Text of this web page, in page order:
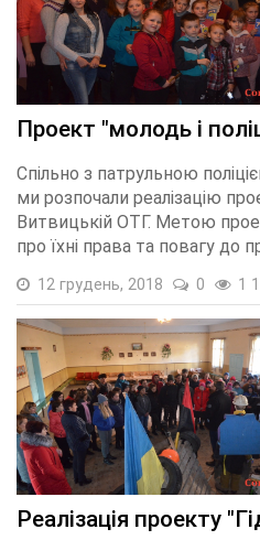
Проект "молодь і
Спільно з патрульною
ми розпочали реалізацію
Витвицькій ОТГ. Метою
про їхні права та повагу до
12 грудень, 2018 0 1
Реалізація проекту